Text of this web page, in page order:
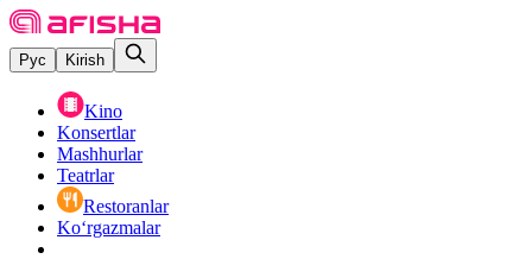
Рус Kirish
Kino
Konsertlar
Mashhurlar
Teatrlar
Restoranlar
Ko‘rgazmalar